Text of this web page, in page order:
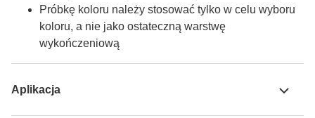
Próbkę koloru należy stosować tylko w celu wyboru
koloru, a nie jako ostateczną warstwę
wykończeniową
Aplikacja